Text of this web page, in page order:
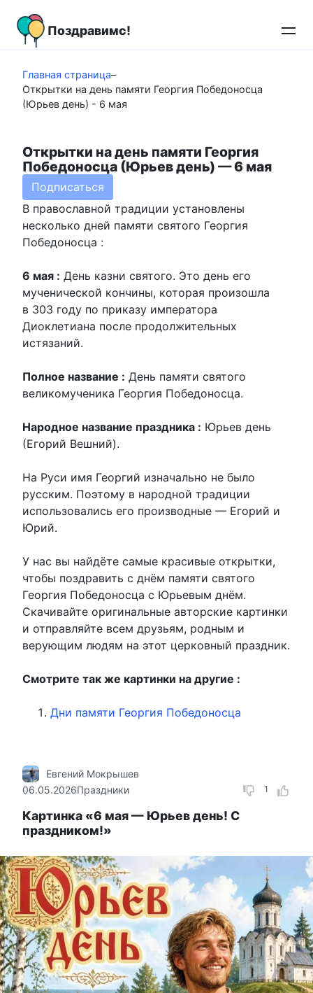
контенту
Поздравимс!
Главная страница–
Открытки на день памяти Георгия Победоносца
(Юрьев день) - 6 мая
Открытки на день памяти Георгия
Победоносца (Юрьев день) — 6 мая
Подписаться
В православной традиции установлены
несколько дней памяти святого Георгия
Победоносца :
6 мая : День казни святого. Это день его
мученической кончины, которая произошла
в 303 году по приказу императора
Диоклетиана после продолжительных
истязаний.
Полное название : День памяти святого
великомученика Георгия Победоносца.
Народное название праздника : Юрьев день
(Егорий Вешний).
На Руси имя Георгий изначально не было
русским. Поэтому в народной традиции
использовались его производные — Егорий и
Юрий.
У нас вы найдёте самые красивые открытки,
чтобы поздравить с днём памяти святого
Георгия Победоносца с Юрьевым днём.
Скачивайте оригинальные авторские картинки
и отправляйте всем друзьям, родным и
верующим людям на этот церковный праздник.
Смотрите так же картинки на другие :
Дни памяти Георгия Победоносца
1
Евгений Мокрышев
06.05.2026Праздники
Картинка «6 мая — Юрьев день! С
праздником!»